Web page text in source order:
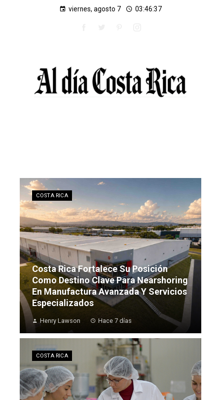
viernes, agosto 7 03:46:37
COSTA RICA
Costa Rica Fortalece Su Posición
Como Destino Clave Para Nearshoring
En Manufactura Avanzada Y Servicios
Especializados
Henry Lawson Hace 7 días
COSTA RICA